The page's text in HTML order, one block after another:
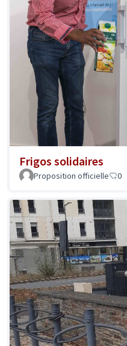
Frigos solidaires
Proposition officielle 0